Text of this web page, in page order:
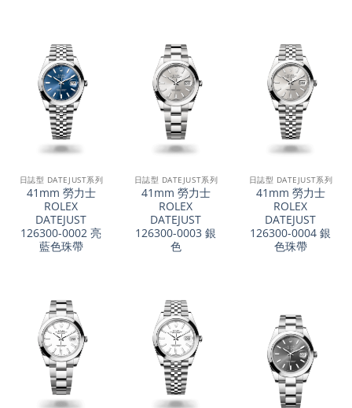
日誌型 DATEJUST系列
41mm 勞力士
ROLEX
DATEJUST
126300-0002 亮
藍色珠帶
日誌型 DATEJUST系列
41mm 勞力士
ROLEX
DATEJUST
126300-0003 銀
色
日誌型 DATEJUST系列
41mm 勞力士
ROLEX
DATEJUST
126300-0004 銀
色珠帶